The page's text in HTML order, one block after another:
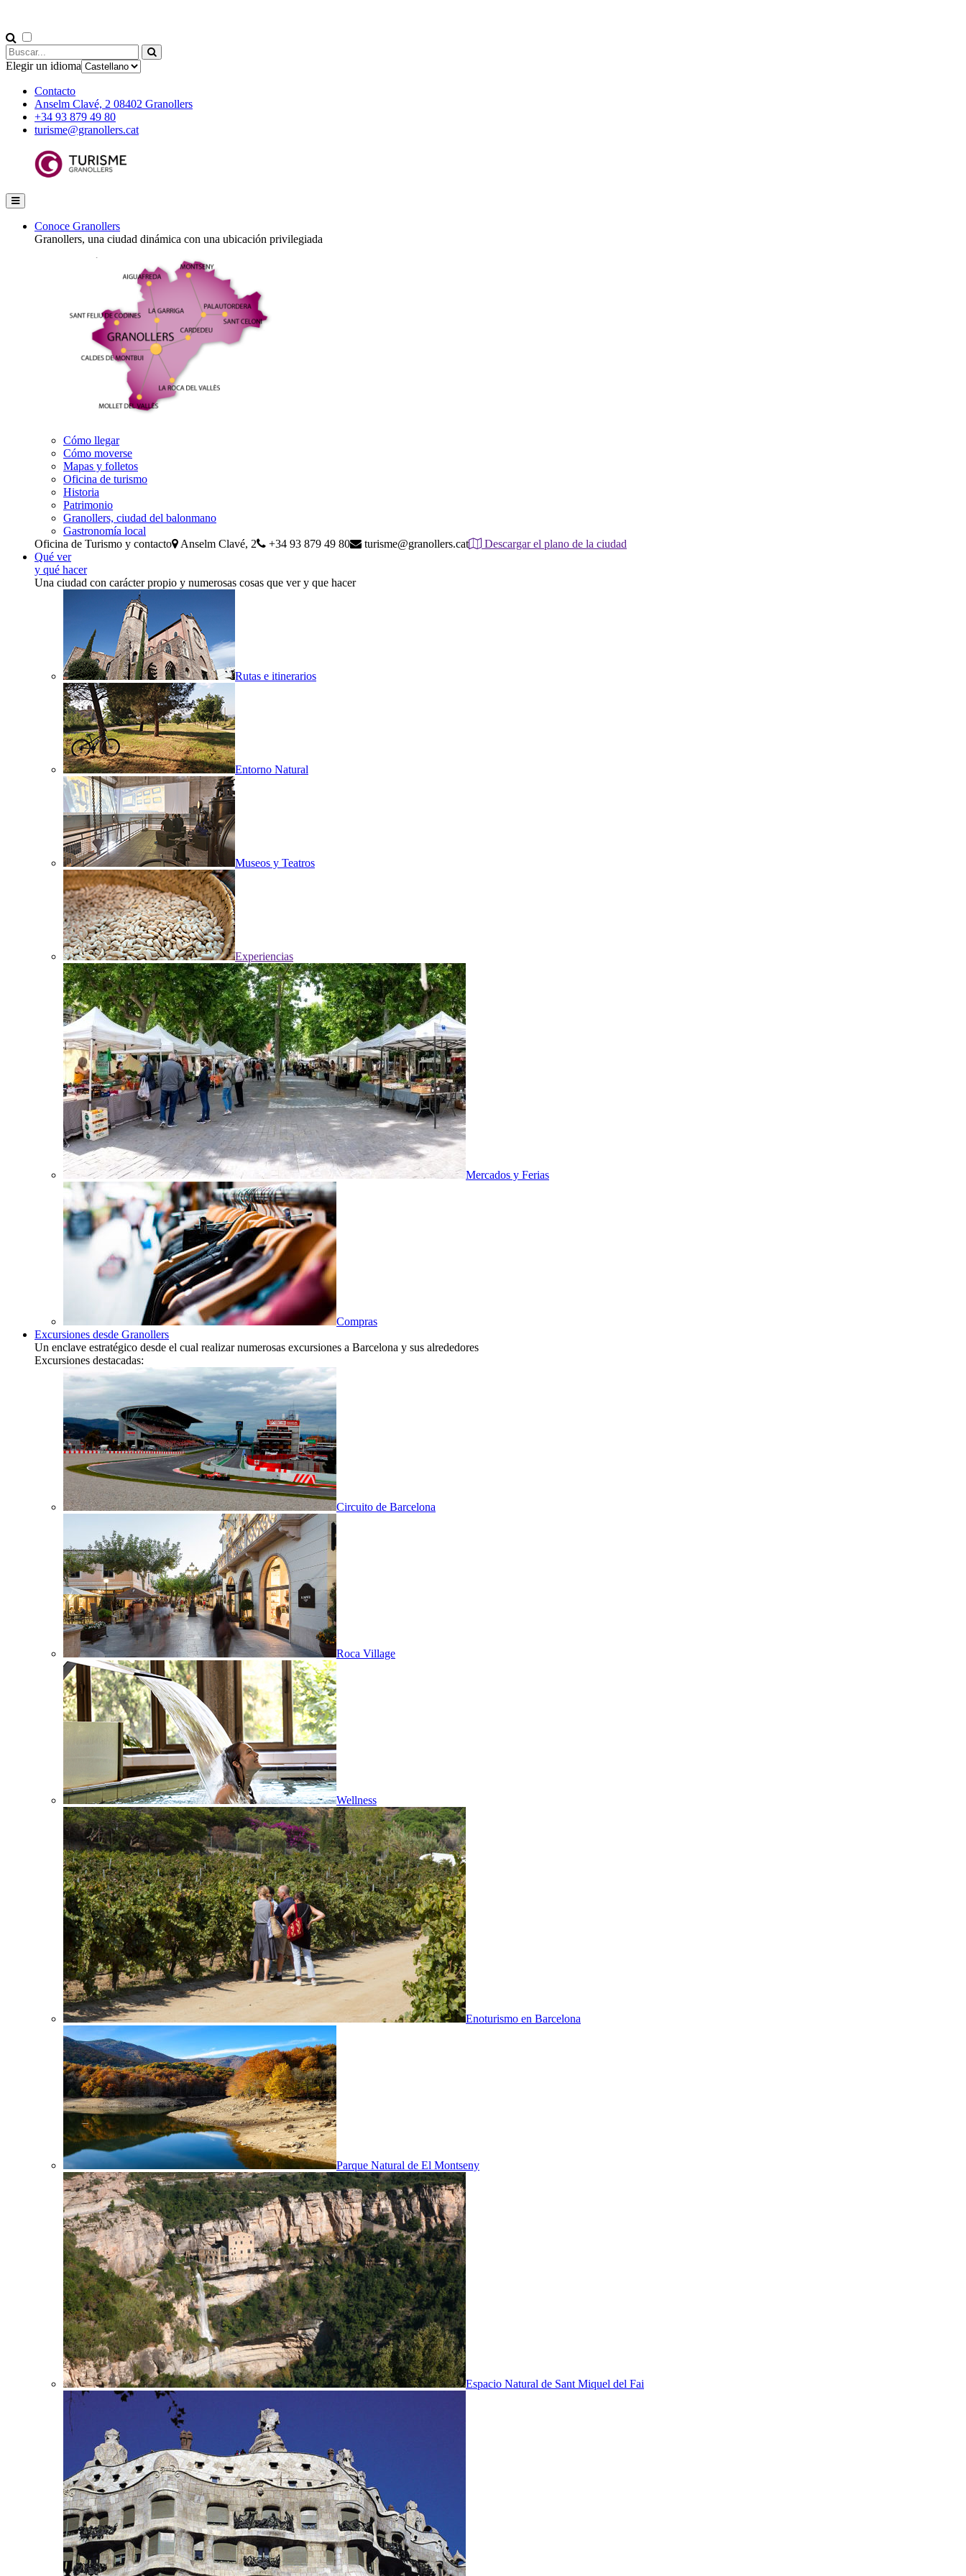
Elegir un idioma
Contacto
Anselm Clavé, 2 08402 Granollers
+34 93 879 49 80
turisme@granollers.cat
Conoce Granollers
Granollers, una ciudad dinámica con una ubicación privilegiada
Cómo llegar
Cómo moverse
Mapas y folletos
Oficina de turismo
Historia
Patrimonio
Granollers, ciudad del balonmano
Gastronomía local
Oficina de Turismo y contacto
Anselm Clavé, 2 +34 93 879 49 80 turisme@granollers.cat
Descargar el plano de la ciudad
Qué ver
y qué hacer
Una ciudad con carácter propio y numerosas cosas que ver y que hacer
Rutas e itinerarios
Entorno Natural
Museos y Teatros
Experiencias
Mercados y Ferias
Compras
Excursiones desde Granollers
Un enclave estratégico desde el cual realizar numerosas excursiones a Barcelona y sus alrededores
Excursiones destacadas:
Circuito de Barcelona
Roca Village
Wellness
Enoturismo en Barcelona
Parque Natural de El Montseny
Espacio Natural de Sant Miquel del Fai